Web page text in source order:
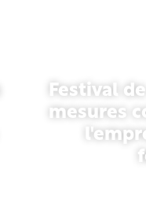
Festival
mesures